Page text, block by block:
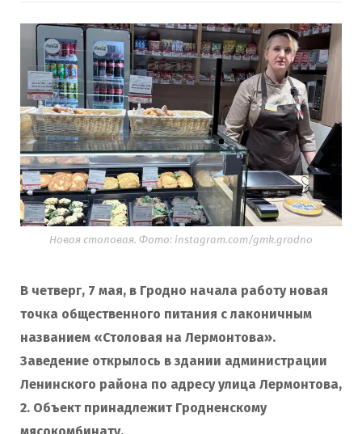
Новая столовая. Фото: instagram.com/gmk.grodno
В четверг, 7 мая, в Гродно начала работу новая
точка общественного питания с лаконичным
названием «Столовая на Лермонтова».
Заведение открылось в здании администрации
Ленинского района по адресу улица Лермонтова,
2. Объект принадлежит Гродненскому